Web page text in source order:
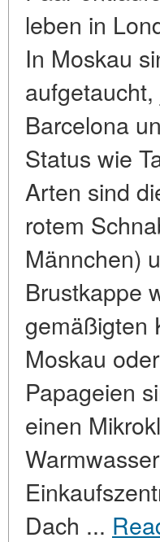
leben in
In Moskau
Barcelona
Status wie
Arten sind
rotem
Männchen)
Brustkappe
gemäßigten
Moskau
Papageien
einen
Dach ...